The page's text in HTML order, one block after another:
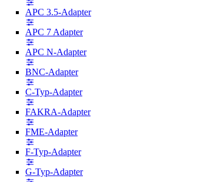
APC 3.5-Adapter
APC 7 Adapter
APC N-Adapter
BNC-Adapter
C-Typ-Adapter
FAKRA-Adapter
FME-Adapter
F-Typ-Adapter
G-Typ-Adapter